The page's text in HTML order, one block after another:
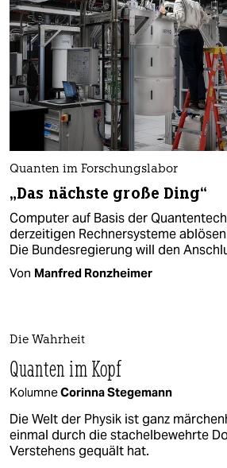
Quanten im Forschungslabor
„Das nächste große Ding“
Computer auf Basis der
derzeitigen Rechnersysteme
Die Bundesregierung will den
Von Manfred Ronzheimer
Die Wahrheit
Quanten im Kopf
KolumneCorinna Stegemann
Die Welt der Physik ist ganz
einmal durch die stachelbewehrte
Verstehens gequält hat.